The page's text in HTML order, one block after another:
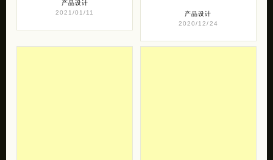
产品设计
2021/01/11
产品设计
2020/12/24